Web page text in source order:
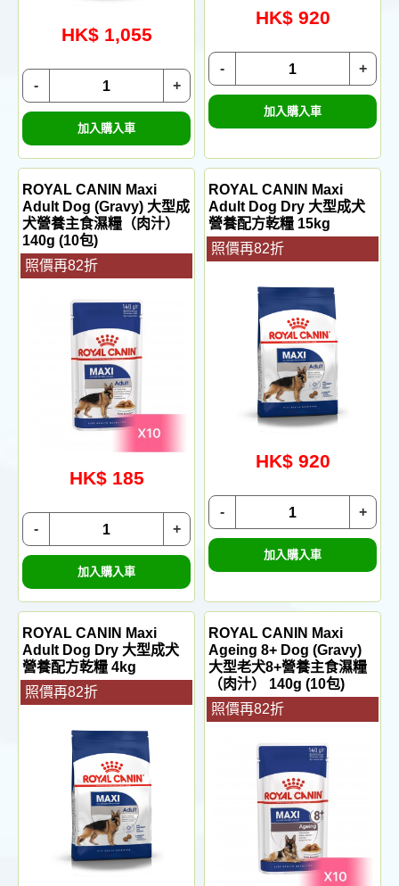
HK$ 1,055
+
-
加入購入車
HK$ 920
+
-
加入購入車
ROYAL CANIN Maxi
Adult Dog (Gravy) 大型成
犬營養主食濕糧（肉汁）
140g (10包)
照價再82折
HK$ 185
+
-
加入購入車
ROYAL CANIN Maxi
Adult Dog Dry 大型成犬
營養配方乾糧 15kg
照價再82折
HK$ 920
+
-
加入購入車
ROYAL CANIN Maxi
Adult Dog Dry 大型成犬
營養配方乾糧 4kg
照價再82折
ROYAL CANIN Maxi
Ageing 8+ Dog (Gravy)
大型老犬8+營養主食濕糧
（肉汁） 140g (10包)
照價再82折